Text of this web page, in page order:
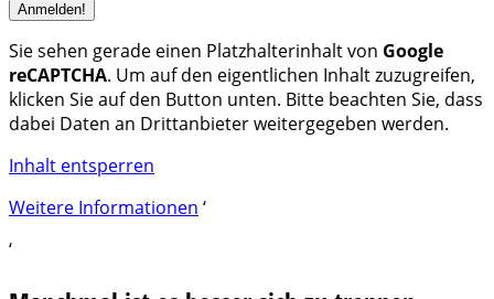
Sie sehen gerade einen Platzhalterinhalt von Google
reCAPTCHA. Um auf den eigentlichen Inhalt zuzugreifen,
klicken Sie auf den Button unten. Bitte beachten Sie, dass
dabei Daten an Drittanbieter weitergegeben werden.
Inhalt entsperren
Weitere Informationen ‘
‘